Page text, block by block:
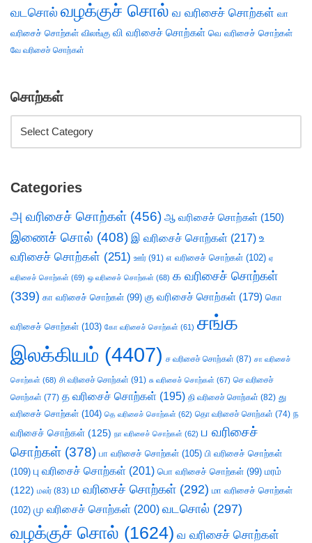
வடசொல் வழக்குச் சொல் வ வரிசைச் சொற்கள் வா
வரிசைச் சொற்கள் விலங்கு வி வரிசைச் சொற்கள் வெ வரிசைச் சொற்கள்
வே வரிசைச் சொற்கள்
சொற்கள்
Categories
அ வரிசைச் சொற்கள் (456) ஆ வரிசைச் சொற்கள் (150)
இணைச் சொல் (408) இ வரிசைச் சொற்கள் (217) உ
வரிசைச் சொற்கள் (251) ஊர் (91) எ வரிசைச் சொற்கள் (102) ஏ
வரிசைச் சொற்கள் (69) ஒ வரிசைச் சொற்கள் (68) க வரிசைச் சொற்கள்
(339) கா வரிசைச் சொற்கள் (99) கு வரிசைச் சொற்கள் (179) கொ
வரிசைச் சொற்கள் (103) கோ வரிசைச் சொற்கள் (61) சங்க
இலக்கியம் (4407) ச வரிசைச் சொற்கள் (87) சா வரிசைச்
சொற்கள் (68) சி வரிசைச் சொற்கள் (91) சு வரிசைச் சொற்கள் (67) செ வரிசைச்
சொற்கள் (77) த வரிசைச் சொற்கள் (195) தி வரிசைச் சொற்கள் (82) து
வரிசைச் சொற்கள் (104) தெ வரிசைச் சொற்கள் (62) தொ வரிசைச் சொற்கள் (74) ந
வரிசைச் சொற்கள் (125) நா வரிசைச் சொற்கள் (62) ப வரிசைச்
சொற்கள் (378) பா வரிசைச் சொற்கள் (105) பி வரிசைச் சொற்கள்
(109) பு வரிசைச் சொற்கள் (201) பொ வரிசைச் சொற்கள் (99) மரம்
(122) மலர் (83) ம வரிசைச் சொற்கள் (292) மா வரிசைச் சொற்கள்
(102) மு வரிசைச் சொற்கள் (200) வடசொல் (297)
வழக்குச் சொல் (1624) வ வரிசைச் சொற்கள்